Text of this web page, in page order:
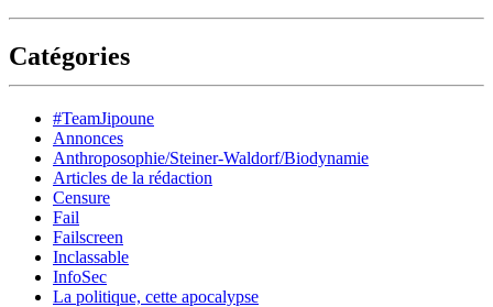
Catégories
#TeamJipoune
Annonces
Anthroposophie/Steiner-Waldorf/Biodynamie
Articles de la rédaction
Censure
Fail
Failscreen
Inclassable
InfoSec
La politique, cette apocalypse